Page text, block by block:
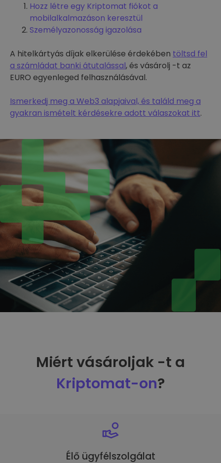
Hozz létre egy Kriptomat fiókot a
mobilalkalmazáson keresztül
Személyazonosság igazolása
A hitelkártyás díjak elkerülése érdekében töltsd fel
a számládat banki átutalással, és vásárolj -t az
EURO egyenleged felhasználásával.
Ismerkedj meg a Web3 alapjaival, és találd meg a
gyakran ismételt kérdésekre adott válaszokat itt.
Miért vásároljak -t a
Kriptomat-on?
Élő ügyfélszolgálat